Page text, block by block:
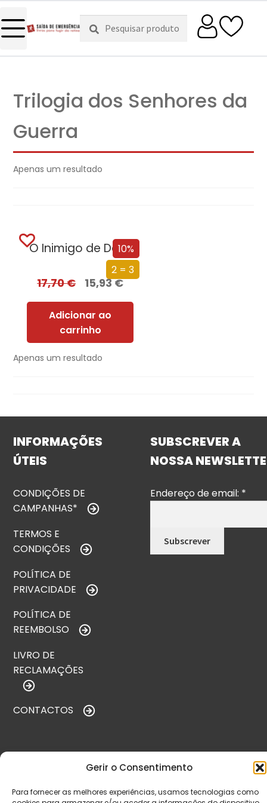
Gerir o Consentimento
Para fornecer as melhores experiências, usamos tecnologias como
Pesquisar
por:
Pesquisa
Trilogia dos Senhores da
Guerra
Apenas um resultado
10%
2 = 3
O Inimigo de Deus
17,70€ 15,93€
Adicionar ao
carrinho
Apenas um resultado
INFORMAÇÕES
ÚTEIS
CONDIÇÕES DE
CAMPANHAS*
TERMOS E
CONDIÇÕES
POLÍTICA DE
PRIVACIDADE
POLÍTICA DE
REEMBOLSO
LIVRO DE
RECLAMAÇÕES
CONTACTOS
SUBSCREVER A
NOSSA
Endereço de email: *